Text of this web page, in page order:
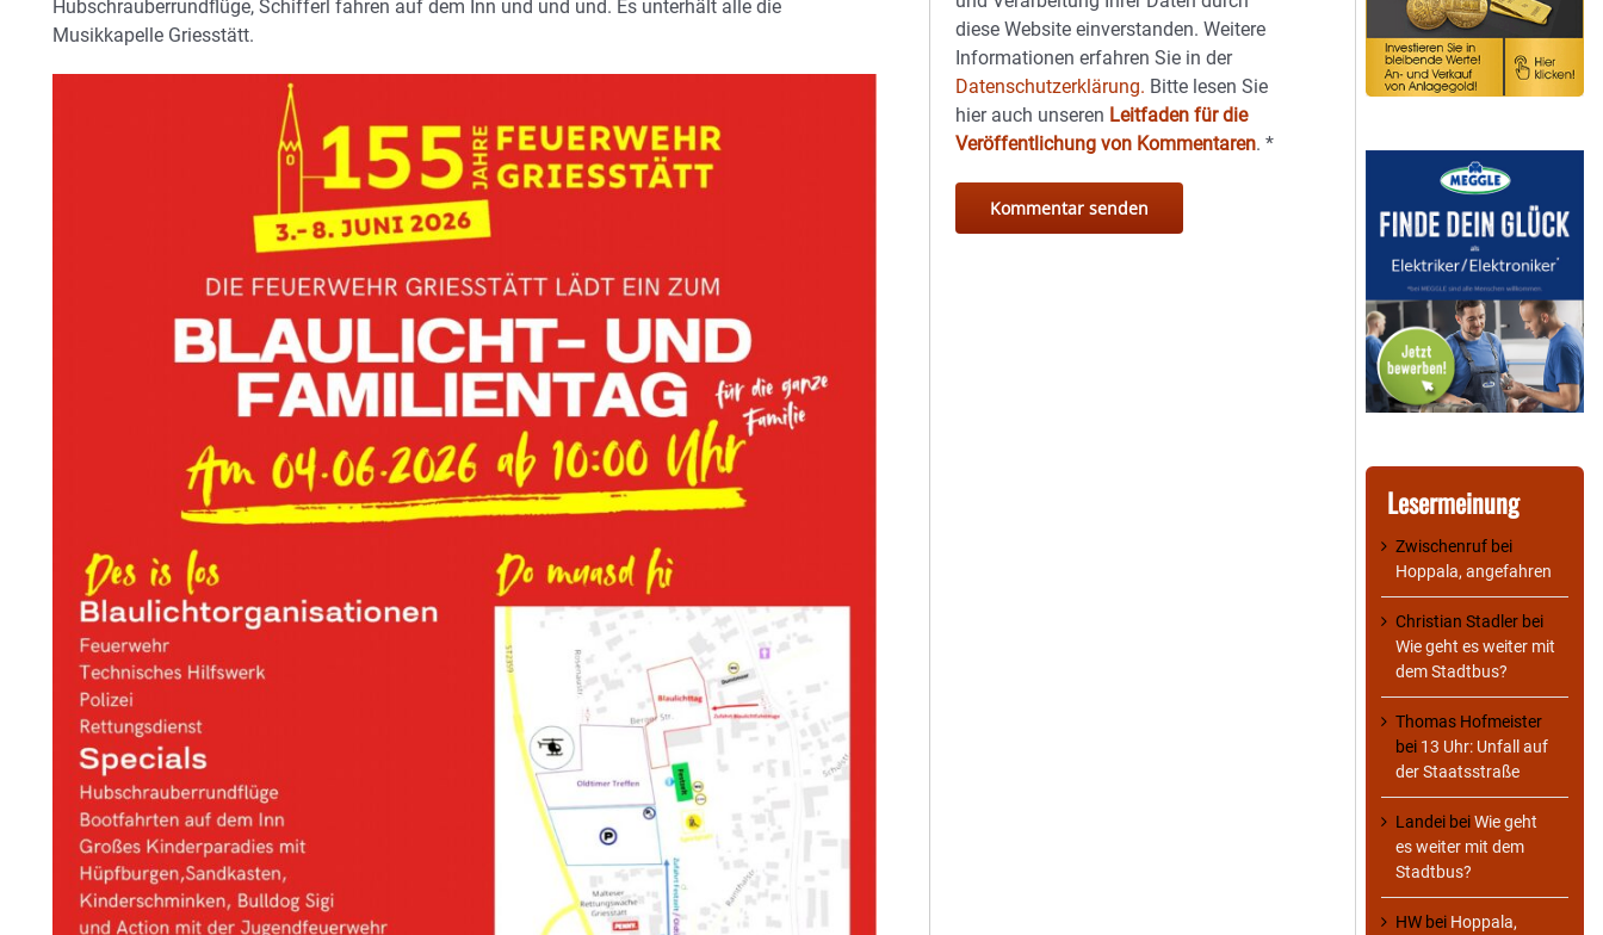
Hubschrauberrundflüge, Schifferl fahren auf dem Inn und und und. Es unterhält alle die
Musikkapelle Griesstätt.
diese Website einverstanden. Weitere
Informationen erfahren Sie in der
Datenschutzerklärung. Bitte lesen Sie
hier auch unseren Leitfaden für die
Veröffentlichung von Kommentaren.*
Lesermeinung
Zwischenruf bei
Hoppala, angefahren
Christian Stadler bei
Wie geht es weiter mit
dem Stadtbus?
Thomas Hofmeister
bei 13 Uhr: Unfall auf
der Staatsstraße
Landei beiWie geht
es weiter mit dem
Stadtbus?
HW bei Hoppala,